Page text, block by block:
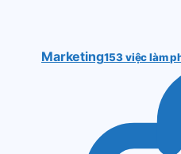
Marketing153 việc làm